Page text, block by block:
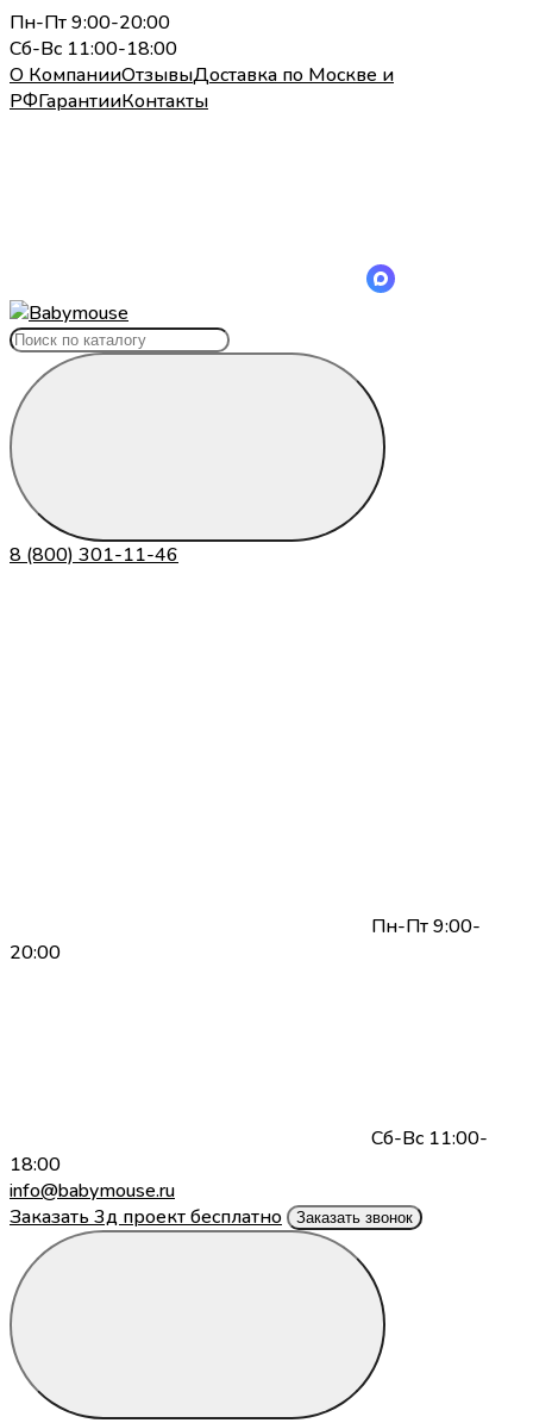
Пн-Пт 9:00-20:00
Сб-Вс 11:00-18:00
О КомпанииОтзывыДоставка по Москве и
РФГарантииКонтакты
8 (800) 301-11-46
Пн-Пт 9:00-
20:00
Сб-Вс 11:00-
18:00
info@babymouse.ru
Заказать 3д проект бесплатно
Заказать звонок